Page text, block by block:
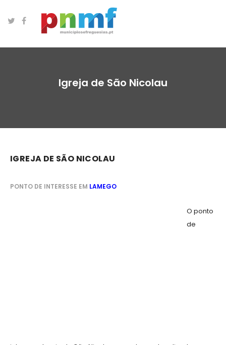
Igreja de São Nicolau
IGREJA DE SÃO NICOLAU
PONTO DE INTERESSE EM LAMEGO
O ponto
de